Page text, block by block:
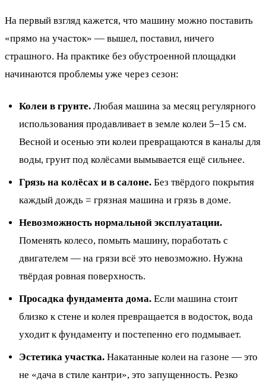
На первый взгляд кажется, что машину можно поставить
«прямо на участок» — вышел, поставил, ничего
страшного. На практике без обустроенной площадки
начинаются проблемы уже через сезон:
Колеи в грунте. Любая машина за месяц регулярного
использования продавливает в земле колеи 5–15 см.
Весной и осенью эти колеи превращаются в каналы для
воды, грунт под колёсами вымывается ещё сильнее.
Грязь на колёсах и в салоне. Без твёрдого покрытия
каждый дождь = грязная машина и грязь в доме.
Невозможность нормальной эксплуатации.
Поменять колесо, помыть машину, поработать с
двигателем — на грязи всё это невозможно. Нужна
твёрдая ровная поверхность.
Просадка фундамента дома. Если машина стоит
близко к стене и колея превращается в водосток, вода
уходит к фундаменту и постепенно его подмывает.
Эстетика участка. Накатанные колеи на газоне — это
не «дача в стиле кантри», это запущенность. Резко